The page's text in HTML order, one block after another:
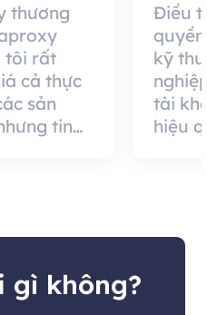
thương
tôi rất
cả thực
sản
tin
Điều
kỹ
tài
hiệu
gì không?